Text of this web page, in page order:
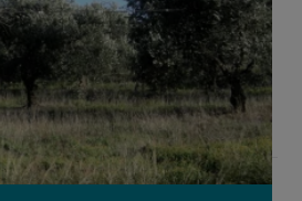
Dat zou moeten leiden tot